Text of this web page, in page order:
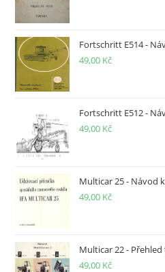
Fortschritt E514 -
49,00 Kč
Fortschritt E512 -
49,00 Kč
Multicar 25 - Návod
49,00 Kč
Multicar 22 -
49,00 Kč